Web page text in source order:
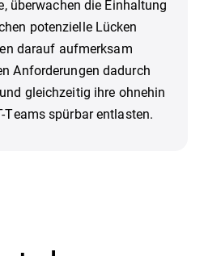
überwachen die Einhaltung
potenzielle Lücken
darauf aufmerksam
Anforderungen dadurch
gleichzeitig ihre ohnehin
Teams spürbar entlasten.